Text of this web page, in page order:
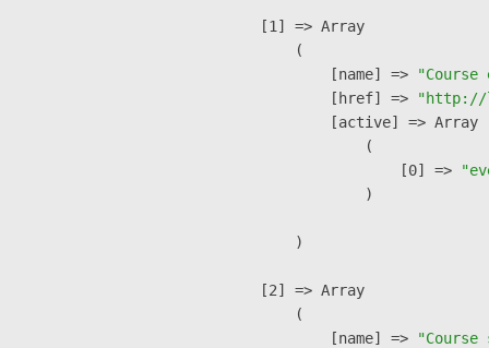
    [1] => Array
        (
            [name] =>
            [href] =>
"http://
            [active] => Array
                (
                    [0] =>
                )
        )
    [2] => Array
        (
            [name] =>